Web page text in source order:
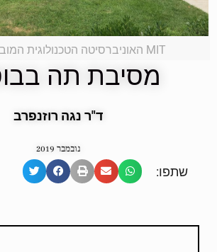
MIT האוניברסיטה הטכנולוגית המובילה בעולם
מסיבת תה
ד"ר נגה רוזנפרב
נובמבר 2019
שתפו: